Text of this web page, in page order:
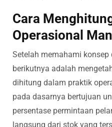
Cara
Operasional
Setelah memahami
berikutnya adalah
dihitung dalam praktik
pada dasarnya bertujuan
persentase permintaan
langsung dari stok yang